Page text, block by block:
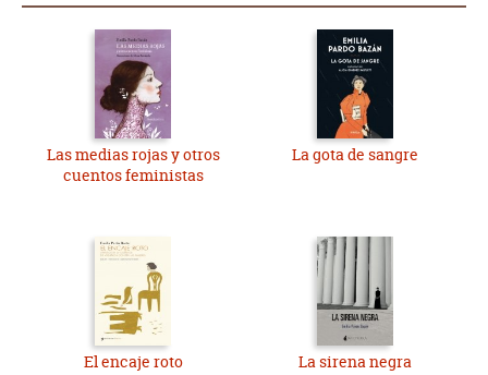
Las medias rojas y otros
cuentos feministas
La gota de sangre
El encaje roto La sirena negra